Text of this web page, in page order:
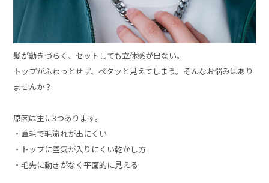
髪が動きづらく、セットしても立体感が出ない。
トップがふわっとせず、ペタッと見えてしまう。そんなお悩みはあり
ませんか？
原因は主に3つあります。
・直毛で毛流れが出にくい
・トップに空気が入りにくい乾かし方
・毛先に動きがなく平面的に見える